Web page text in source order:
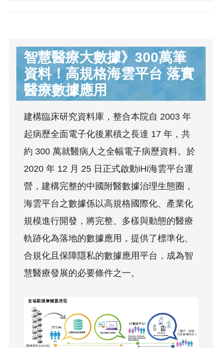
智慧醫療大數據》300萬筆
資料！高規格海雲平台 落實
醫療數據應用
建構臨床研究資料庫，整合本院自 2003 年
起病歷全面電子化後累積之長達 17 年，共
約 300 萬就醫病人之全幅電子病歷資料。於
2020 年 12 月 25 日正式啟動iHi海雲平台運
營，建構完整的中國附醫數據治理生態圈，
海雲平台之數據係以高規格國際化、產業化
規模進行開發，將完整、多樣與動態的醫療
軌跡化為落地的數據應用，提供了標準化、
合規化且保障隱私的數據應用平台，成為智
慧醫療發展的必要條件之一。